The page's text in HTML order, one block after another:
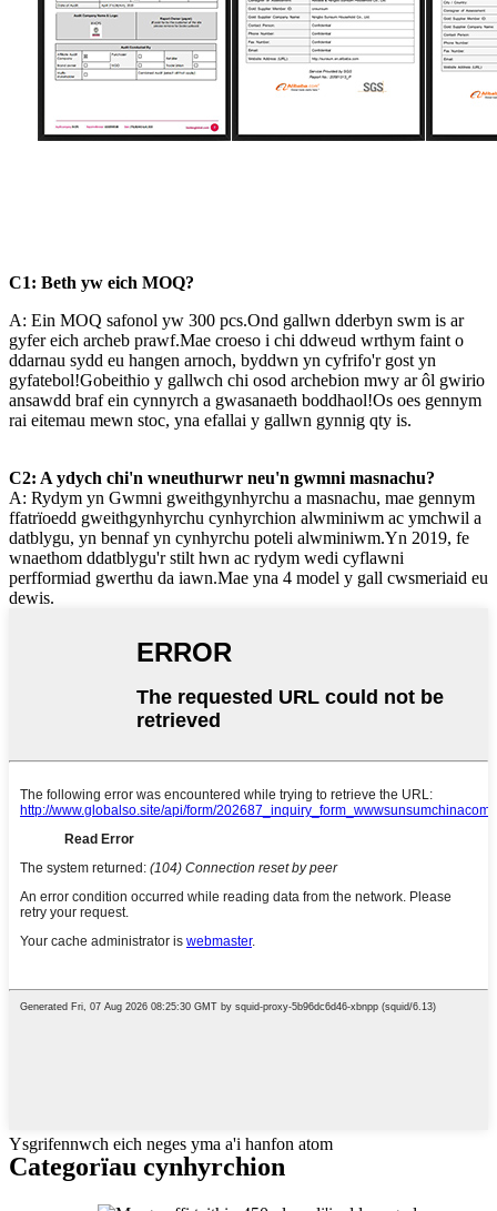
C1: Beth yw eich MOQ?
A: Ein MOQ safonol yw 300 pcs.Ond gallwn dderbyn swm is ar
gyfer eich archeb prawf.Mae croeso i chi ddweud wrthym faint o
ddarnau sydd eu hangen arnoch, byddwn yn cyfrifo'r gost yn
gyfatebol!Gobeithio y gallwch chi osod archebion mwy ar ôl gwirio
ansawdd braf ein cynnyrch a gwasanaeth boddhaol!Os oes gennym
rai eitemau mewn stoc, yna efallai y gallwn gynnig qty is.
C2: A ydych chi'n wneuthurwr neu'n gwmni masnachu?
A: Rydym yn Gwmni gweithgynhyrchu a masnachu, mae gennym
ffatrïoedd gweithgynhyrchu cynhyrchion alwminiwm ac ymchwil a
datblygu, yn bennaf yn cynhyrchu poteli alwminiwm.Yn 2019, fe
wnaethom ddatblygu'r stilt hwn ac rydym wedi cyflawni
perfformiad gwerthu da iawn.Mae yna 4 model y gall cwsmeriaid eu
dewis.
Ysgrifennwch eich neges yma a'i hanfon atom
Categorïau cynhyrchion